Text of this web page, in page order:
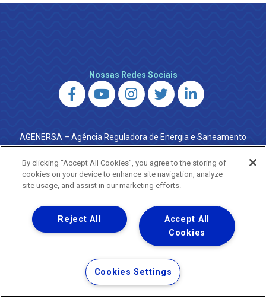
Nossas Redes Sociais
AGENERSA – Agência Reguladora de Energia e Saneamento
do Estado do Rio de Janeiro
0800 024 9040 · (21) 2332-6457 (WhatsApp) ·
ouvidoria@agenersa.rj.gov.br/ouvidoria.agenersa@gmail.com
·http://www.agenersa.rj.gov.br
Uma empresa
Copyright ® 2026 - Todos os Direitos Reservados.
Termos Gerais de Uso de Sites e Aplicativos
Política de Privacidade e Proteção de Dados
By clicking “Accept All Cookies”, you agree to the storing of
cookies on your device to enhance site navigation, analyze
site usage, and assist in our marketing efforts.
Accept All
Cookies
Reject All
Cookies Settings